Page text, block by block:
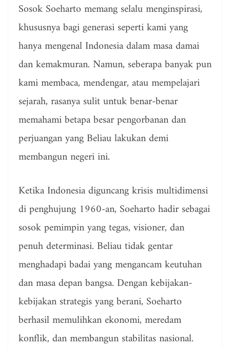
Sosok Soeharto memang selalu menginspirasi,
khususnya bagi generasi seperti kami yang
hanya mengenal Indonesia dalam masa damai
dan kemakmuran. Namun, seberapa banyak pun
kami membaca, mendengar, atau mempelajari
sejarah, rasanya sulit untuk benar-benar
memahami betapa besar pengorbanan dan
perjuangan yang Beliau lakukan demi
membangun negeri ini.
Ketika Indonesia diguncang krisis multidimensi
di penghujung 1960-an, Soeharto hadir sebagai
sosok pemimpin yang tegas, visioner, dan
penuh determinasi. Beliau tidak gentar
menghadapi badai yang mengancam keutuhan
dan masa depan bangsa. Dengan kebijakan-
kebijakan strategis yang berani, Soeharto
berhasil memulihkan ekonomi, meredam
konflik, dan membangun stabilitas nasional.